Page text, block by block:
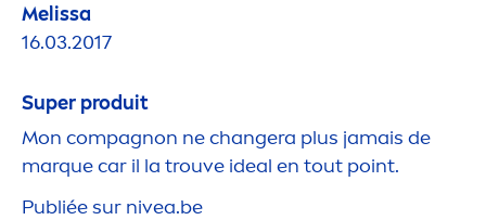
Melissa
16.03.2017
Super produit
Mon compagnon ne changera plus jamais de
marque car il la trouve ideal en tout point.
Publiée sur nivea.be